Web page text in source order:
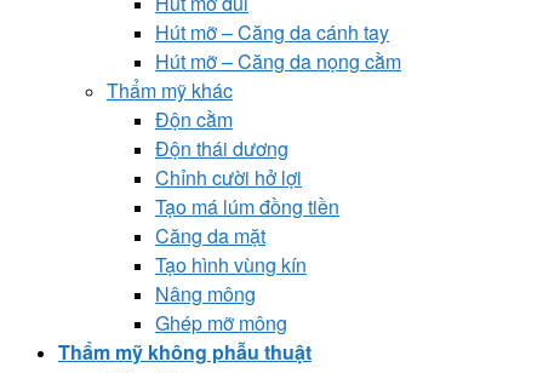
Hút mỡ – Căng da cánh tay
Hút mỡ – Căng da nọng cằm
Thẩm mỹ khác
Độn cằm
Độn thái dương
Chỉnh cười hở lợi
Tạo má lúm đồng tiền
Căng da mặt
Tạo hình vùng kín
Nâng mông
Ghép mỡ mông
Thẩm mỹ không phẫu thuật